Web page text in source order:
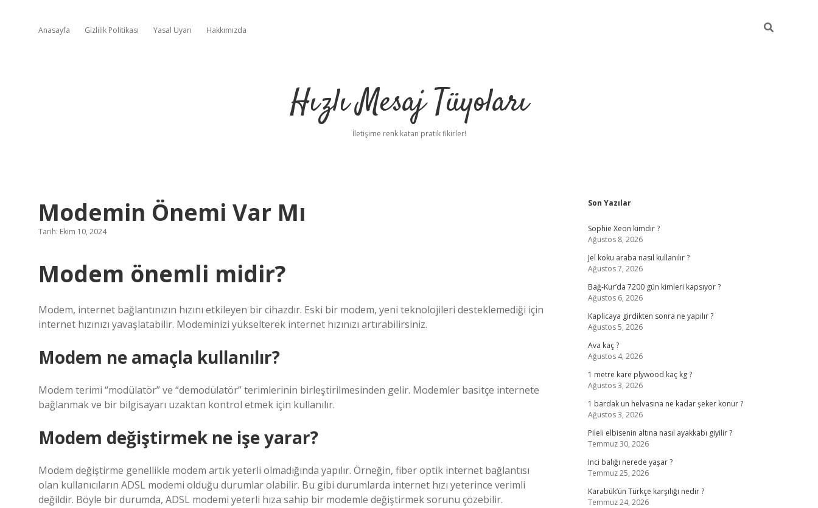
Anasayfa Gizlilik Politikası Yasal Uyarı Hakkımızda
Hızlı Mesaj Tüyoları
İletişime renk katan pratik fikirler!
Modemin Önemi Var Mı
Tarih: Ekim 10, 2024
Modem önemli midir?
Modem, internet bağlantınızın hızını etkileyen bir cihazdır. Eski bir modem, yeni teknolojileri desteklemediği için
internet hızınızı yavaşlatabilir. Modeminizi yükselterek internet hızınızı artırabilirsiniz.
Modem ne amaçla kullanılır?
Modem terimi “modülatör” ve “demodülatör” terimlerinin birleştirilmesinden gelir. Modemler basitçe internete
bağlanmak ve bir bilgisayarı uzaktan kontrol etmek için kullanılır.
Modem değiştirmek ne işe yarar?
Modem değiştirme genellikle modem artık yeterli olmadığında yapılır. Örneğin, fiber optik internet bağlantısı
olan kullanıcıların ADSL modemi olduğu durumlar olabilir. Bu gibi durumlarda internet hızı yeterince verimli
değildir. Böyle bir durumda, ADSL modemi yeterli hıza sahip bir modemle değiştirmek sorunu çözebilir.
Sidebar
Son Yazılar
Sophie Xeon kimdir ?
Ağustos 8, 2026
Jel koku araba nasıl kullanılır ?
Ağustos 7, 2026
Bağ-Kur’da 7200 gün kimleri kapsıyor ?
Ağustos 6, 2026
Kaplicaya girdikten sonra ne yapılır ?
Ağustos 5, 2026
Ava kaç ?
Ağustos 4, 2026
1 metre kare plywood kaç kg ?
Ağustos 3, 2026
1 bardak un helvasına ne kadar şeker konur ?
Ağustos 3, 2026
Pileli elbisenin altına nasıl ayakkabı giyilir ?
Temmuz 30, 2026
Inci balığı nerede yaşar ?
Temmuz 25, 2026
Karabük’ün Türkçe karşılığı nedir ?
Temmuz 24, 2026